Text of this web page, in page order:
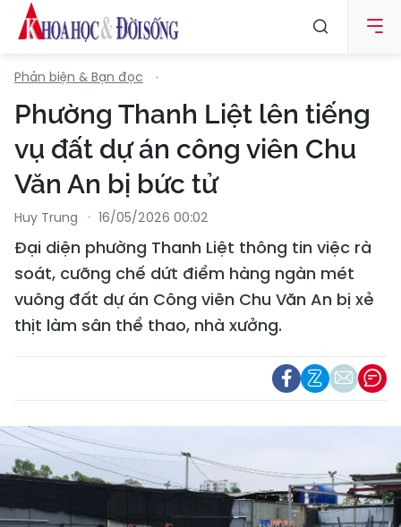
Phản biện & Bạn đọc
Phường Thanh Liệt lên tiếng
vụ đất dự án công viên Chu
Văn An bị bức tử
Huy Trung 16/05/2026 00:02
Đại diện phường Thanh Liệt thông tin việc rà
soát, cưỡng chế dứt điểm hàng ngàn mét
vuông đất dự án Công viên Chu Văn An bị xẻ
thịt làm sân thể thao, nhà xưởng.